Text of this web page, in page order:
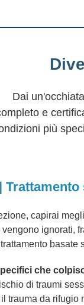
Dai
e
più
capirai
ignorati,
basate
che
di traumi
trauma da rifugio